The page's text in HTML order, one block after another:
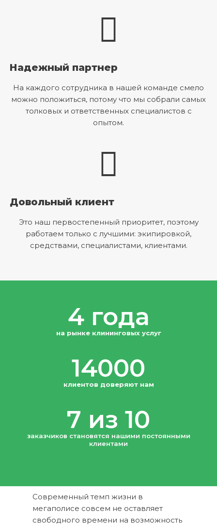
Надежный партнер
На каждого сотрудника в нашей команде смело
можно положиться, потому что мы собрали самых
толковых и ответственных специалистов с
опытом.
Довольный клиент
Это наш первостепенный приоритет, поэтому
работаем только с лучшими: экипировкой,
средствами, специалистами, клиентами.
4 года
на рынке клининговых услуг
14000
клиентов доверяют нам
7 из 10
заказчиков становятся нашими постоянными
клиентами
Современный темп жизни в
мегаполисе совсем не оставляет
свободного времени на возможность